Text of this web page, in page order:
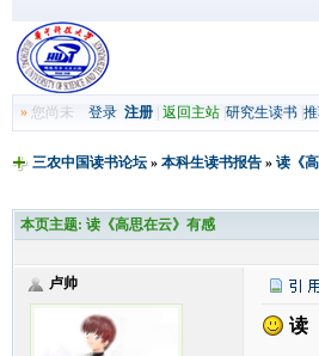
»您尚未 登录 注册| 返回主站| 研究生读书|
三农中国读书论坛» 本科生读书报告» 读《
本页主题: 读《高思在云》有感
卢帅
读